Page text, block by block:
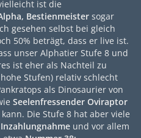
ist die
Bestienmeister sogar
gesehen selbst bei gleich
50% beträgt, dass er live ist.
unser Alphatier Stufe 8 und
ist eher als Nachteil zu
Stufen) relativ schlecht
als Dinosaurier von
Seelenfressender Oviraptor
Die Stufe 8 hat aber viele
Inzahlungnahme und vor allem